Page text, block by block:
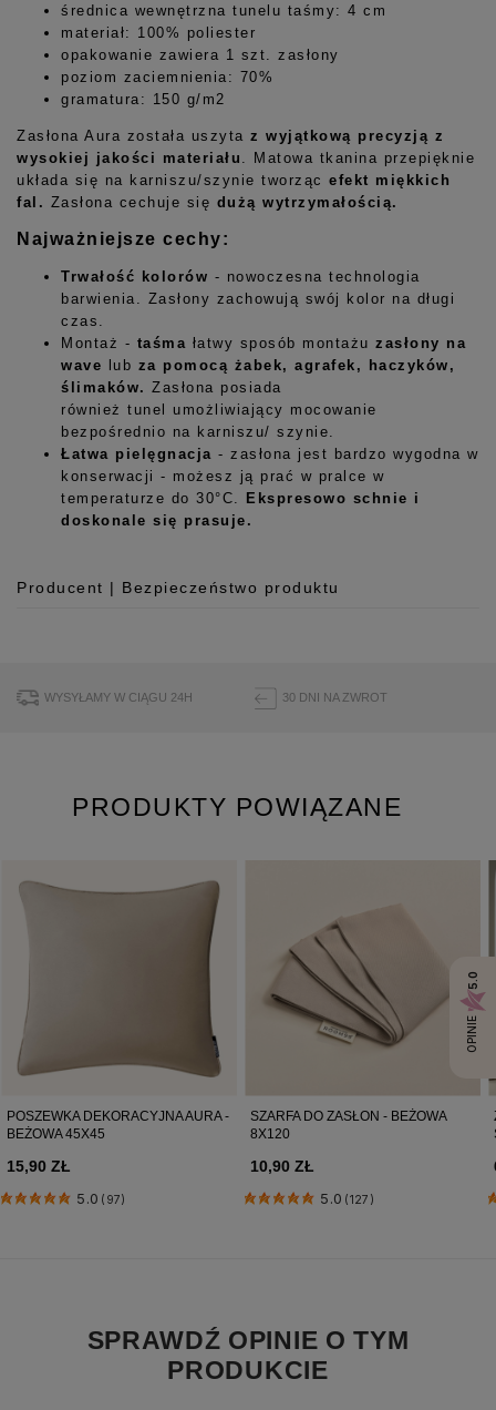
średnica wewnętrzna tunelu taśmy: 4 cm
materiał: 100% poliester
opakowanie zawiera 1 szt. zasłony
poziom zaciemnienia: 70%
gramatura: 150 g/m2
Zasłona Aura została uszyta z wyjątkową precyzją z
wysokiej jakości materiału
. Matowa tkanina przepięknie
układa się na karniszu/szynie tworząc efekt miękkich
fal. Zasłona cechuje się dużą wytrzymałością.
Najważniejsze cechy:
Trwałość kolorów - nowoczesna technologia
barwienia. Zasłony zachowują swój kolor na długi
czas.
Montaż - taśma łatwy sposób montażu zasłony na
wave lub za pomocą żabek, agrafek, haczyków,
ślimaków. Zasłona posiada
również tunel umożliwiający mocowanie
bezpośrednio na karniszu/ szynie.
Łatwa pielęgnacja - zasłona jest bardzo wygodna w
konserwacji - możesz ją prać w pralce w
temperaturze do 30°C. Ekspresowo schnie i
doskonale się prasuje.
Producent | Bezpieczeństwo produktu
ul. Buforowa 125/H-10a
Pobierz instrukcję bezpieczeństwa produktu
WYSYŁAMY W CIĄGU 24H 30 DNI NA ZWROT
SPRAWDŹ OPINIE O TYM
PRODUKCIE
PRODUKTY POWIĄZANE
POSZEWKA DEKORACYJNA AURA -
BEŻOWA 45X45
15,90 ZŁ
5.0 (97)
SZARFA DO ZASŁON - BEŻOWA
8X120
10,90 ZŁ
5.0 (127)
OPINIE
5.0